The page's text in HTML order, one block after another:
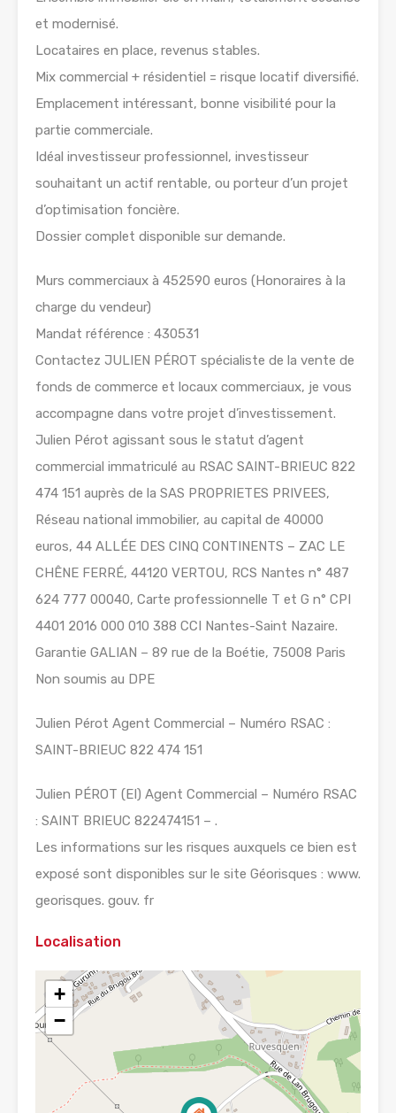
et modernisé.
Locataires en place, revenus stables.
Mix commercial + résidentiel = risque locatif diversifié.
Emplacement intéressant, bonne visibilité pour la
partie commerciale.
Idéal investisseur professionnel, investisseur
souhaitant un actif rentable, ou porteur d’un projet
d’optimisation foncière.
Dossier complet disponible sur demande.
Murs commerciaux à 452590 euros (Honoraires à la
charge du vendeur)
Mandat référence : 430531
Contactez JULIEN PÉROT spécialiste de la vente de
fonds de commerce et locaux commerciaux, je vous
accompagne dans votre projet d’investissement.
Julien Pérot agissant sous le statut d’agent
commercial immatriculé au RSAC SAINT-BRIEUC 822
474 151 auprès de la SAS PROPRIETES PRIVEES,
Réseau national immobilier, au capital de 40000
euros, 44 ALLÉE DES CINQ CONTINENTS – ZAC LE
CHÊNE FERRÉ, 44120 VERTOU, RCS Nantes n° 487
624 777 00040, Carte professionnelle T et G n° CPI
4401 2016 000 010 388 CCI Nantes-Saint Nazaire.
Garantie GALIAN – 89 rue de la Boétie, 75008 Paris
Non soumis au DPE
Julien Pérot Agent Commercial – Numéro RSAC :
SAINT-BRIEUC 822 474 151
Julien PÉROT (EI) Agent Commercial – Numéro RSAC
: SAINT BRIEUC 822474151 – .
Les informations sur les risques auxquels ce bien est
exposé sont disponibles sur le site Géorisques : www.
georisques. gouv. fr
Localisation
+
−